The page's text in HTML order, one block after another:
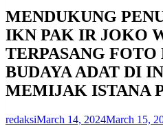
MENDUKUNG
IKN PAK IR JOKO
TERPASANG FOTO
BUDAYA ADAT DI
MEMIJAK ISTANA
redaksiMarch 14, 2024March 15,